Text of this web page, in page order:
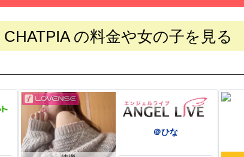
CHATPIA の料金や女の子を見る
＠ひな